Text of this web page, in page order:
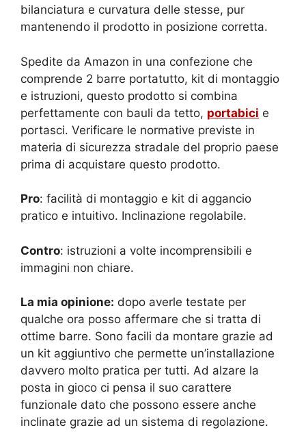
bilanciatura e curvatura delle stesse, pur
mantenendo il prodotto in posizione corretta.
Spedite da Amazon in una confezione che
comprende 2 barre portatutto, kit di montaggio
e istruzioni, questo prodotto si combina
perfettamente con bauli da tetto, portabici e
portasci. Verificare le normative previste in
materia di sicurezza stradale del proprio paese
prima di acquistare questo prodotto.
Pro: facilità di montaggio e kit di aggancio
pratico e intuitivo. Inclinazione regolabile.
Contro: istruzioni a volte incomprensibili e
immagini non chiare.
La mia opinione: dopo averle testate per
qualche ora posso affermare che si tratta di
ottime barre. Sono facili da montare grazie ad
un kit aggiuntivo che permette un’installazione
davvero molto pratica per tutti. Ad alzare la
posta in gioco ci pensa il suo carattere
funzionale dato che possono essere anche
inclinate grazie ad un sistema di regolazione.